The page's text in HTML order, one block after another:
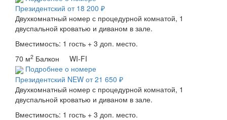
Президентский от 18 200 ₽
Двухкомнатный номер с процедурной комнатой, 1
двуспальной кроватью и диваном в зале.
Вместимость: 1 гость + 3 доп. место.
70 м2 Балкон WI-FI
Подробнее о номере
Президентский NEW от 21 650 ₽
Двухкомнатный номер с процедурной комнатой, 1
двуспальной кроватью и диваном в зале.
Вместимость: 1 гость + 3 доп. место.